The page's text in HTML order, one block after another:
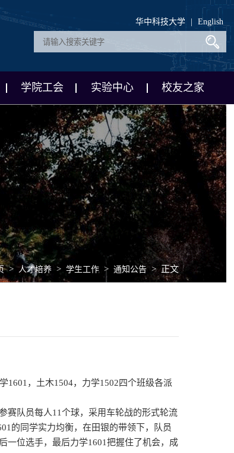
华中科技大学 English
学院工会 实验中心 校友之家
> 人才培养 > 学生工作 > 通知公告 >正文
1601，土木1504，力学1502四个班级各派
赛队员每人11个球，采用车轮战的形式轮流
的同学实力均衡，在田银的带领下，队员
一位选手，最后力学1601把握住了机会，成